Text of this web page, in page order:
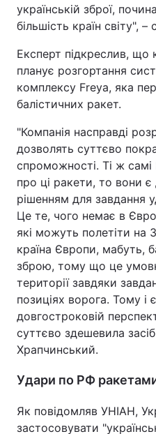
українській зброї,
більшість країн світу", –
Експерт підкреслив, що
планує розгортання
комплексу Freya, яка
балістичних ракет.
"Компанія насправді
дозволять суттєво
спроможності. Ті ж
про ці ракети, то вони
рішенням для завдання
Це те, чого немає в
які можуть полетіти
країна Європи, мабуть,
зброю, тому що це
території завдяки
позиціях ворога. Тому
довгостроковій
суттєво здешевила
Храпчинський.
Удари по РФ
Як повідомляв УНІАН,
застосовувати